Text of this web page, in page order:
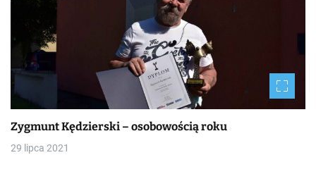
Zygmunt Kędzierski – osobowością roku
29 lipca 2021